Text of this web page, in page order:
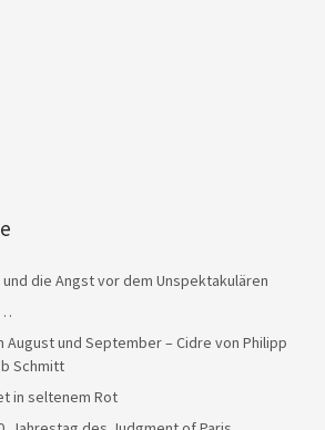
die Angst vor dem Unspektakulären
August und September – Cidre von Philipp
Schmitt
in seltenem Rot